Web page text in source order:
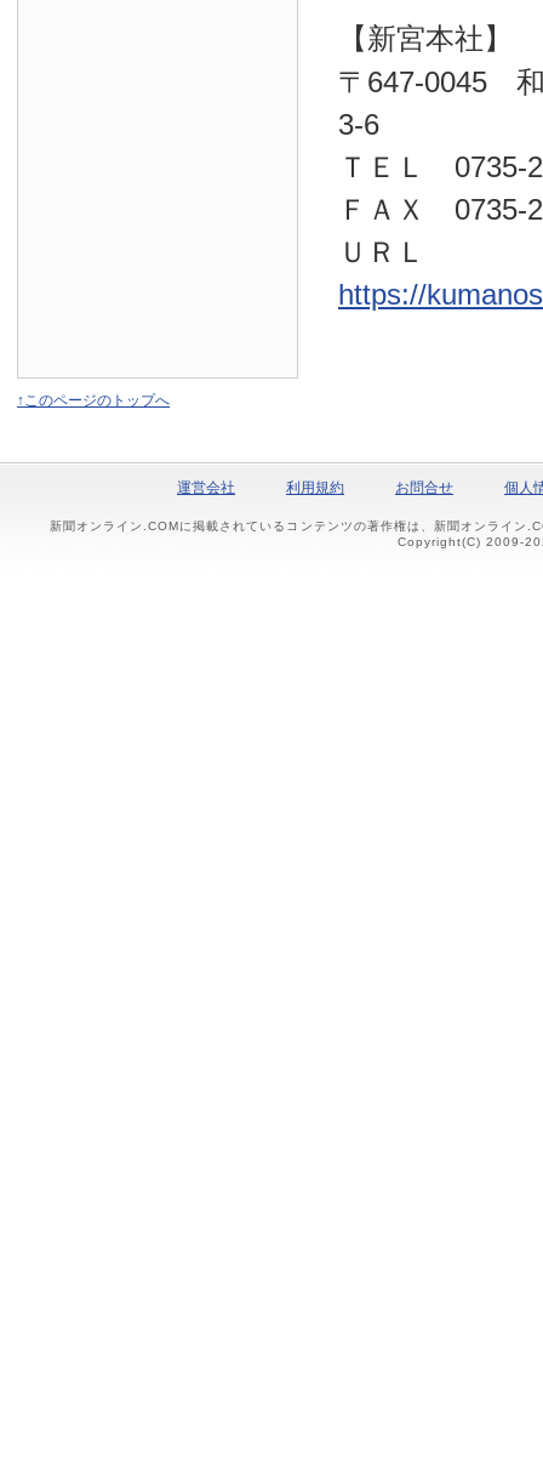
【新宮本社】
〒647-0045
3-6
ＴＥＬ 0735-
ＦＡＸ 0735-
ＵＲＬ
https://
↑このページのトップへ
運営会社 利用規約 お問合せ 個人
新聞オンライン.COMに掲載されているコンテンツの著作権は、新聞オンライン
Copyright(C) 2009-